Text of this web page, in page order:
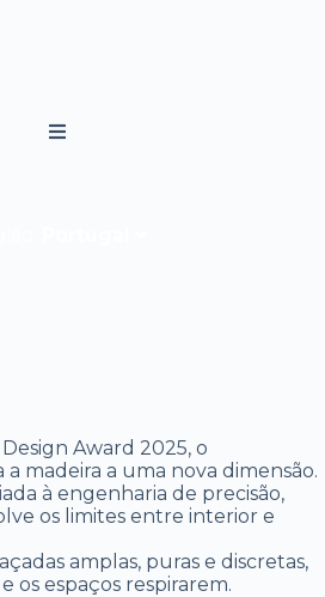
Award 2025, o
a madeira a uma nova dimensão.
à engenharia de precisão,
os limites entre interior e
amplas, puras e discretas,
os espaços respirarem.